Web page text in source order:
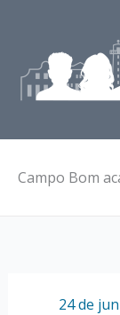
conteúdo
Campo Bom
24 de